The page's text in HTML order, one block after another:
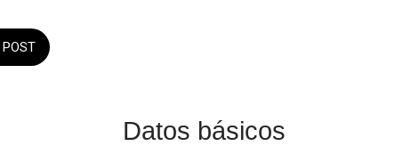
POST
Datos básicos